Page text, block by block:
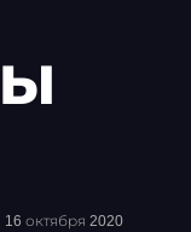
16 октября 2020